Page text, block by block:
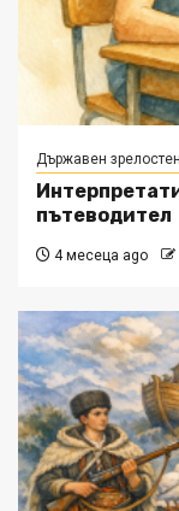
Държавен
пътеводител
4 месеца ago